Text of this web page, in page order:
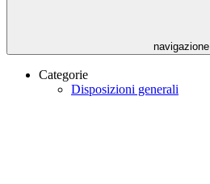
navigazione
Categorie
Disposizioni generali